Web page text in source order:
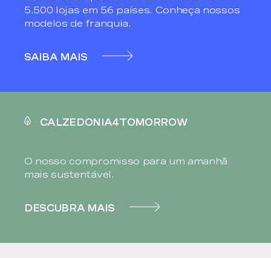
5.500 lojas em 56 países. Conheça nossos
modelos de franquia.
SAIBA MAIS
CALZEDONIA4TOMORROW
O nosso compromisso para um amanhã
mais sustentável.
DESCUBRA MAIS